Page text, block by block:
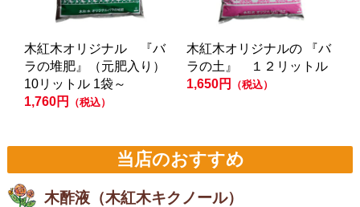
木紅木オリジナル 『バ
ラの堆肥』（元肥入り）
10リットル 1袋～
1,760円
（税込）
木紅木オリジナルの 『バ
ラの土』 １２リットル
1,650円
（税込）
当店のおすすめ
木酢液（木紅木キクノール）